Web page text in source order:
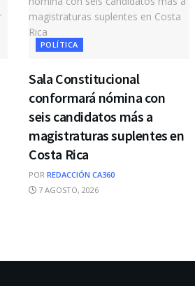
POLÍTICA
Sala Constitucional
conformará nómina con
seis candidatos más a
magistraturas suplentes en
Costa Rica
POR REDACCIÓN CA360
7 AGOSTO, 2026